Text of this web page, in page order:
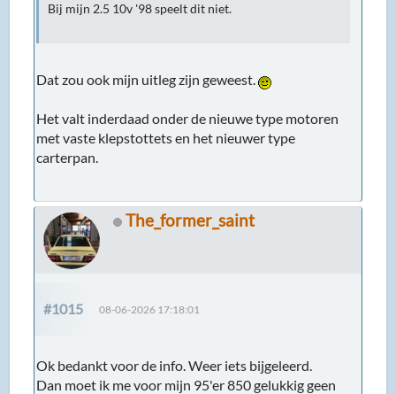
Bij mijn 2.5 10v '98 speelt dit niet.
Dat zou ook mijn uitleg zijn geweest.
Het valt inderdaad onder de nieuwe type motoren
met vaste klepstottets en het nieuwer type
carterpan.
The_former_saint
#1015 08-06-2026 17:18:01
Ok bedankt voor de info. Weer iets bijgeleerd.
Dan moet ik me voor mijn 95'er 850 gelukkig geen